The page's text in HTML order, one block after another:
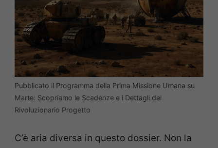
Pubblicato il Programma della Prima Missione Umana su
Marte: Scopriamo le Scadenze e i Dettagli del
Rivoluzionario Progetto
C’è aria diversa in questo dossier. Non la